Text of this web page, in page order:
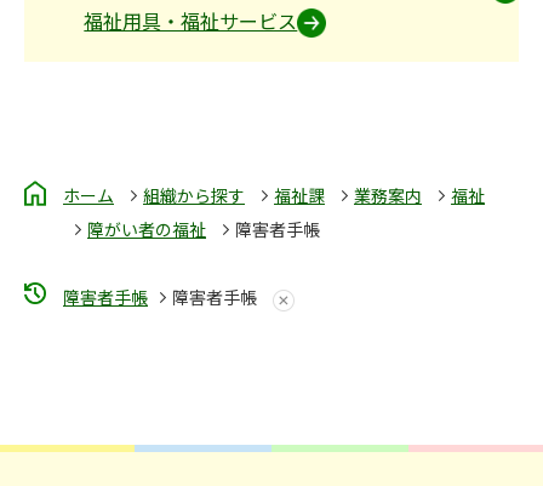
福祉用具・福祉サービス
ホーム 組織から探す 福祉課 業務案内
福祉
障がい者の福祉
障害者手帳
障害者手帳 障害者手帳